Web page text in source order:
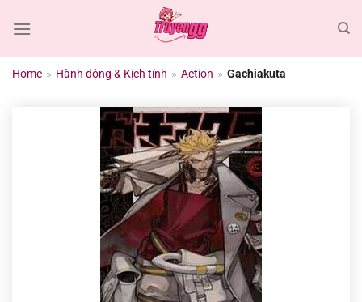
đến
dungHome » Hành động & Kịch tính » Action » Gachiakuta